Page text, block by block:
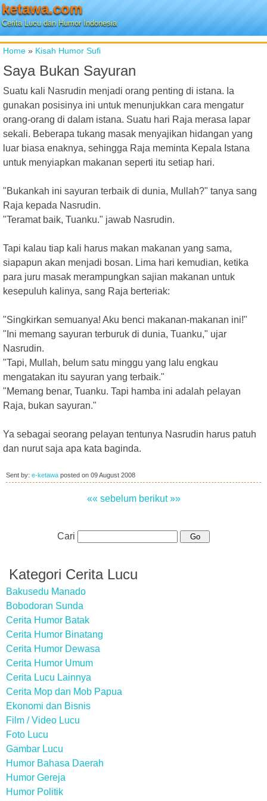
ketawa.com
Cerita Lucu dan Humor Indonesia
Home » Kisah Humor Sufi
Saya Bukan Sayuran
Suatu kali Nasrudin menjadi orang penting di istana. Ia
gunakan posisinya ini untuk menunjukkan cara mengatur
orang-orang di dalam istana. Suatu hari Raja merasa lapar
sekali. Beberapa tukang masak menyajikan hidangan yang
luar biasa enaknya, sehingga Raja meminta Kepala Istana
untuk menyiapkan makanan seperti itu setiap hari.
"Bukankah ini sayuran terbaik di dunia, Mullah?" tanya sang
Raja kepada Nasrudin.
"Teramat baik, Tuanku." jawab Nasrudin.
Tapi kalau tiap kali harus makan makanan yang sama,
siapapun akan menjadi bosan. Lima hari kemudian, ketika
para juru masak merampungkan sajian makanan untuk
kesepuluh kalinya, sang Raja berteriak:
"Singkirkan semuanya! Aku benci makanan-makanan ini!"
"Ini memang sayuran terburuk di dunia, Tuanku," ujar
Nasrudin.
"Tapi, Mullah, belum satu minggu yang lalu engkau
mengatakan itu sayuran yang terbaik."
"Memang benar, Tuanku. Tapi hamba ini adalah pelayan
Raja, bukan sayuran."
Ya sebagai seorang pelayan tentunya Nasrudin harus patuh
dan nurut saja apa kata baginda.
Sent by: e-ketawa posted on 09 August 2008
«« sebelum berikut »»
Cari
Kategori Cerita Lucu
Bakusedu Manado
Bobodoran Sunda
Cerita Humor Batak
Cerita Humor Binatang
Cerita Humor Dewasa
Cerita Humor Umum
Cerita Lucu Lainnya
Cerita Mop dan Mob Papua
Ekonomi dan Bisnis
Film / Video Lucu
Foto Lucu
Gambar Lucu
Humor Bahasa Daerah
Humor Gereja
Humor Politik